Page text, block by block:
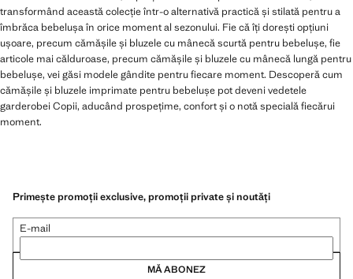
transformând această colecție într-o alternativă practică și stilată pentru a
îmbrăca bebelușa în orice moment al sezonului. Fie că îți dorești opțiuni
ușoare, precum cămășile și bluzele cu mânecă scurtă pentru bebelușe, fie
articole mai călduroase, precum cămășile și bluzele cu mânecă lungă pentru
bebelușe, vei găsi modele gândite pentru fiecare moment. Descoperă cum
cămășile și bluzele imprimate pentru bebelușe pot deveni vedetele
garderobei Copii, aducând prospețime, confort și o notă specială fiecărui
moment.
Primește promoții exclusive, promoții private și noutăți
E-mail
MĂ ABONEZ